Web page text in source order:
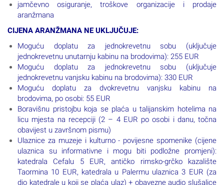
razglede i izlete prema programu
jamčevno osiguranje, troškove organizacije i prodaje
Moguću doplatu za jednokrevetnu sobu (uključuje
jednokrevetnu unutarnju kabinu na brodovima): 255 EUR
Moguću doplatu za jednokrevetnu sobu (uključuje
jednokrevetnu vanjsku kabinu na brodovima): 330 EUR
Moguću doplatu za dvokrevetnu vanjsku kabinu na
brodovima, po osobi: 55 EUR
Boravišnu pristojbu koja se plaća u talijanskim hotelima na
licu mjesta na recepciji (2 – 4 EUR po osobi i danu, točna
obavijest u završnom pismu)
Ulaznice za muzeje i kulturno - povijesne spomenike (cijene
ulaznica su informativne i mogu biti podložne promjeni):
katedrala Cefalu 5 EUR, antičko rimsko-grčko kazalište
Taormina 10 EUR, katedrala u Palermu ulaznica 3 EUR (za